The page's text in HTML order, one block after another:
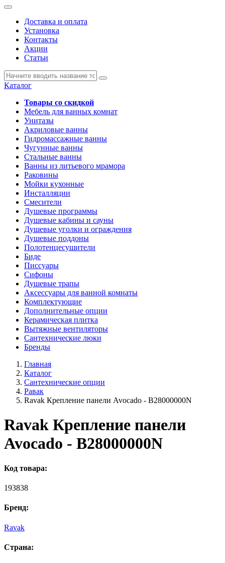
Доставка и оплата
Установка
Контакты
Акции
Статьи
Каталог
Товары со скидкой
Мебель для ванных комнат
Унитазы
Акриловые ванны
Гидромассажные ванны
Чугунные ванны
Стальные ванны
Ванны из литьевого мрамора
Раковины
Мойки кухонные
Инсталляции
Смесители
Душевые программы
Душевые кабины и сауны
Душевые уголки и ограждения
Душевые поддоны
Полотенцесушители
Биде
Писсуары
Сифоны
Душевые трапы
Аксессуары для ванной комнаты
Комплектующие
Дополнительные опции
Керамическая плитка
Вытяжные вентиляторы
Сантехнические люки
Бренды
Главная
Каталог
Сантехнические опции
Равак
Ravak Кpепление панели Avocado - B28000000N
Ravak Кpепление панели
Avocado - B28000000N
Код товара:
193838
Бренд:
Ravak
Страна: